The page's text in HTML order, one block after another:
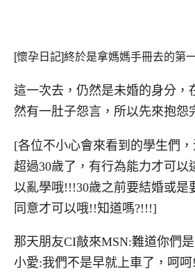
[懷孕日記]終於是拿媽媽手冊去的第
這一次去，仍然是未婚的身分，
然有一肚子怨言，所以先來抱怨
[各位不小心會來看到的學生們
超過30歲了，有行為能力才可以
以亂學哦!!!30歲之前要結婚或是
同意才可以哦!!知道嗎?!!!]
那天朋友CI敲來MSN:難道你們
小愛:我們不是早就上車了，呵呵